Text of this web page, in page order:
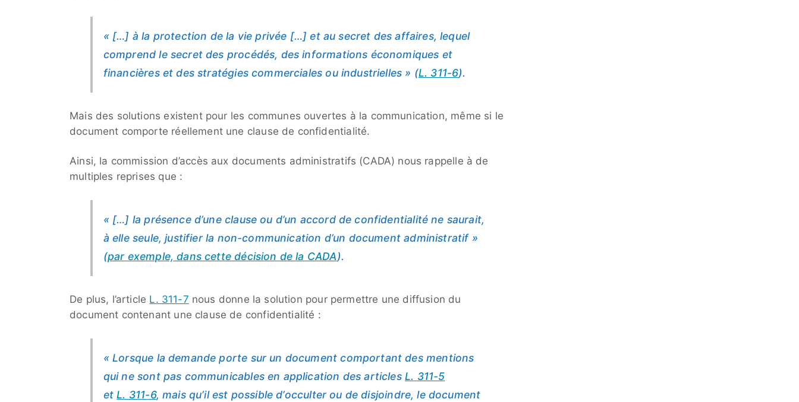
« […] à la protection de la vie privée […] et au secret des affaires, lequel
comprend le secret des procédés, des informations économiques et
financières et des stratégies commerciales ou industrielles » (L. 311-6).
Mais des solutions existent pour les communes ouvertes à la communication, même si le
document comporte réellement une clause de confidentialité.
Ainsi, la commission d’accès aux documents administratifs (CADA) nous rappelle à de
multiples reprises que :
« […] la présence d’une clause ou d’un accord de confidentialité ne saurait,
à elle seule, justifier la non-communication d’un document administratif »
(par exemple, dans cette décision de la CADA).
De plus, l’article L. 311-7 nous donne la solution pour permettre une diffusion du
document contenant une clause de confidentialité :
« Lorsque la demande porte sur un document comportant des mentions
qui ne sont pas communicables en application des articles L. 311-5
etL. 311-6, mais qu’il est possible d’occulter ou de disjoindre, le document